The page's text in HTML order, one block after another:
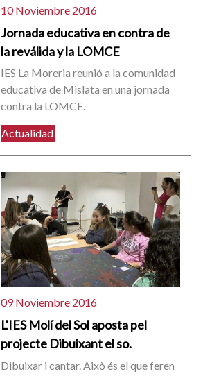
10 Noviembre 2016
Jornada educativa en contra de
la reválida y la LOMCE
IES La Moreria reunió a la comunidad
educativa de Mislata en una jornada
contra la LOMCE.
Actualidad
09 Noviembre 2016
L'IES Molí del Sol aposta pel
projecte Dibuixant el so.
Dibuixar i cantar. Això és el que feren